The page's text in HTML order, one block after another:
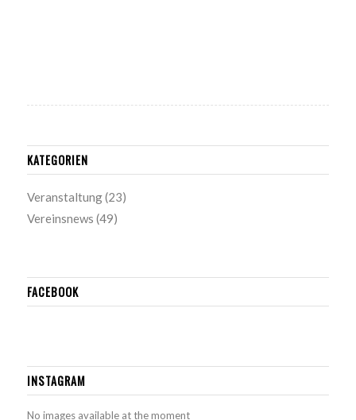
KATEGORIEN
Veranstaltung(23)
Vereinsnews (49)
FACEBOOK
INSTAGRAM
No images available at the moment